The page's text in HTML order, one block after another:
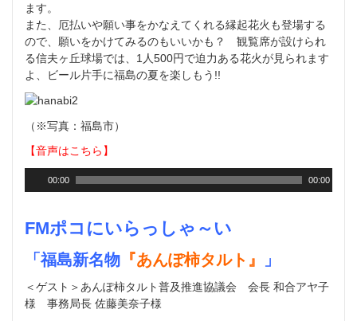
ます。
また、厄払いや願い事をかなえてくれる縁起花火も登場する
ので、願いをかけてみるのもいいかも？ 観覧席が設けられ
る信夫ヶ丘球場では、1人500円で迫力ある花火が見られます
よ、ビール片手に福島の夏を楽しもう!!
（※写真：福島市）
【音声はこちら】
00:00 00:00
FMポコにいらっしゃ～い
「福島新名物 『あんぽ柿タルト』 」
＜ゲスト＞あんぽ柿タルト普及推進協議会 会長 和合アヤ子
様 事務局長 佐藤美奈子様